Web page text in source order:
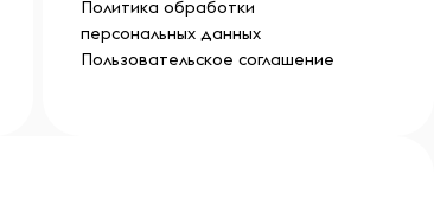
Политика обработки
персональных данных
Пользовательское соглашение